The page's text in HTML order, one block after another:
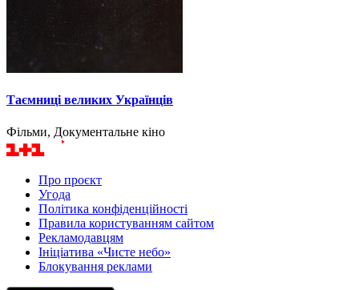
Таємниці великих Українців
Фільми, Документальне кіно
Про проєкт
Угода
Політика конфіденційності
Правила користуванням сайтом
Рекламодавцям
Ініціатива «Чисте небо»
Блокування реклами